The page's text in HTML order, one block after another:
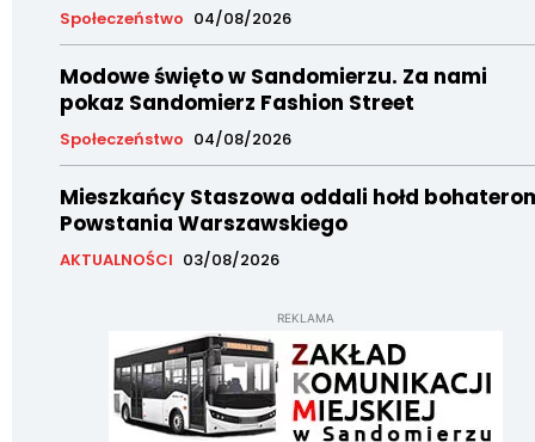
Społeczeństwo 04/08/2026
Modowe święto w Sandomierzu. Za nami
pokaz Sandomierz Fashion Street
Społeczeństwo 04/08/2026
Mieszkańcy Staszowa oddali hołd
Powstania Warszawskiego
AKTUALNOŚCI 03/08/2026
REKLAMA